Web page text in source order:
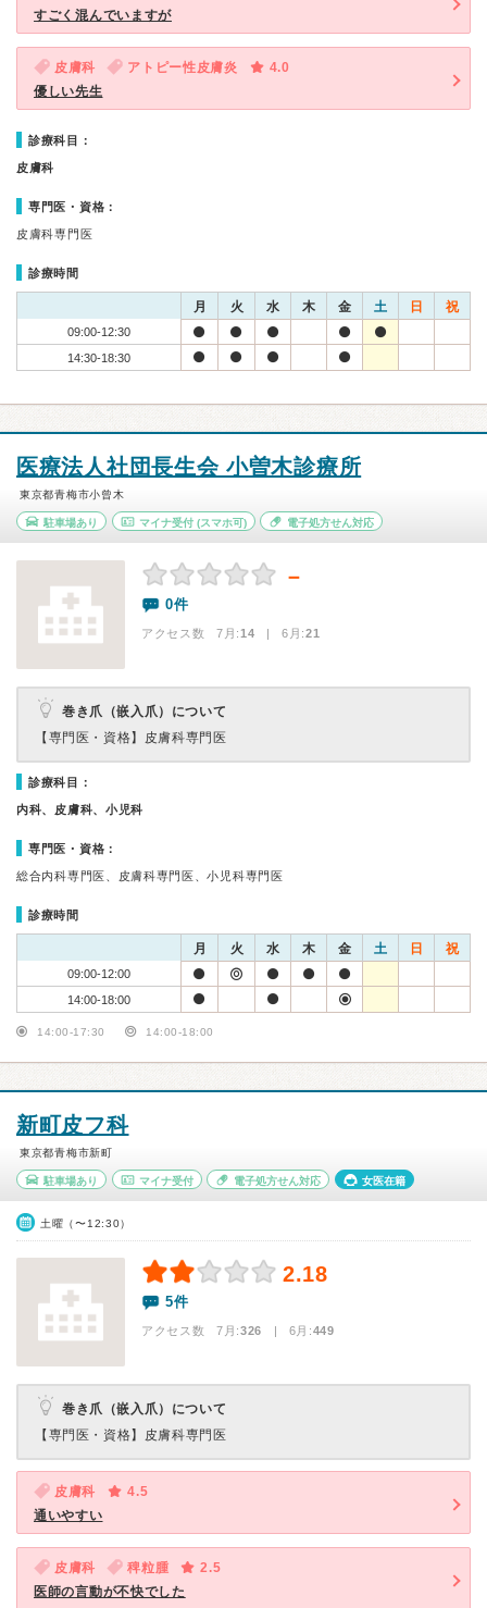
すごく混んでいますが
皮膚科 アトピー性皮膚炎
4.0
優しい先生
診療科目：
皮膚科
専門医・資格：
皮膚科専門医
診療時間
月 火 水 木 金 土 日 祝
09:00-12:30
14:30-18:30
医療法人社団長生会 小曽木診療所
東京都青梅市小曾木
駐車場あり マイナ受付(スマホ可) 電子処方せん対応
－
0件
アクセス数 7月:14 | 6月:21
巻き爪（嵌入爪）について
【専門医・資格】 皮膚科専門医
診療科目：
内科、皮膚科、小児科
専門医・資格：
総合内科専門医、皮膚科専門医、小児科専門医
診療時間
月 火 水 木 金 土 日 祝
09:00-12:00
14:00-18:00
14:00-17:30 14:00-18:00
新町皮フ科
東京都青梅市新町
駐車場あり マイナ受付 電子処方せん対応 女医在籍
土曜（〜12:30）
2.18
5件
アクセス数 7月:326 | 6月:449
巻き爪（嵌入爪）について
【専門医・資格】 皮膚科専門医
皮膚科
4.5
通いやすい
皮膚科 稗粒腫
2.5
医師の言動が不快でした